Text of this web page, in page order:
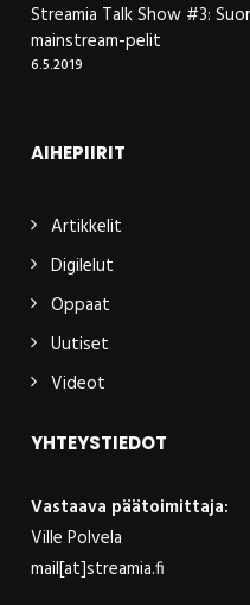
Streamia Talk Show #3:
mainstream-pelit
6.5.2019
AIHEPIIRIT
Artikkelit
Digilelut
Oppaat
Uutiset
Videot
YHTEYSTIEDOT
Vastaava päätoimittaja:
Ville Polvela
mail[at]streamia.fi